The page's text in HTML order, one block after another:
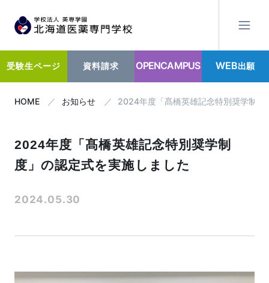
受験生ページ 資料請求 OPENCAMPUS WEB出願
HOME お知らせ 2024年度「髙橋英雄記念特別奨学制度
2024年度「髙橋英雄記念特別奨学制
度」の認定式を実施しました
2024.05.30